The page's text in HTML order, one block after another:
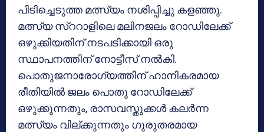
പിടിച്ചെടുത്ത മത്സ്യം നശിപ്പിച്ചു കളഞ്ഞു.
മത്സ്യ സ്‌ററാളിലെ മലിനജലം റോഡിലേക്ക്
ഒഴുക്കിയതിന് നടപടിക്കായി ഒരു
സ്ഥാപനത്തിന് നോട്ടീസ് നല്‍കി.
പൊതുജനാരോഗ്യത്തിന് ഹാനികരമായ
രീതിയില്‍ ജലം പൊതു റോഡിലേക്ക്
ഒഴുക്കുന്നതും, രാസവസ്തുക്കള്‍ കലര്‍ന്ന
മത്സ്യം വില്ക്കുന്നതും ഗുരുതരമായ